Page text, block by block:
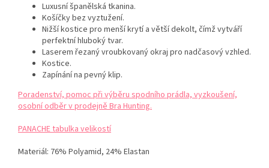
Luxusní španělská tkanina.
Košíčky bez vyztužení.
Nižší kostice pro menší krytí a větší dekolt, čímž vytváří
perfektní hluboký tvar.
Laserem řezaný vroubkovaný okraj pro nadčasový vzhled.
Kostice.
Zapínání na pevný klip.
Poradenství, pomoc při výběru spodního prádla, vyzkoušení,
osobní odběr v prodejně Bra Hunting.
PANACHE tabulka velikostí
Materiál: 76% Polyamid, 24% Elastan